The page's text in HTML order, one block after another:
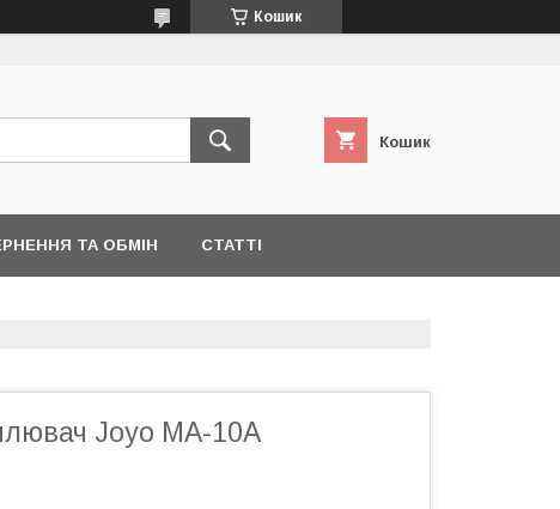
Кошик
Кошик
ТА ОБМІН СТАТТІ
Joyo MA-10A